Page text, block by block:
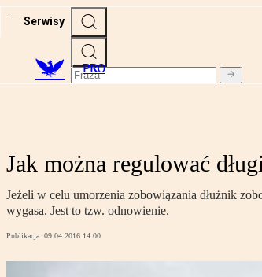
Serwisy
PRO
Jak można regulować długi
Jeżeli w celu umorzenia zobowiązania dłużnik
wygasa. Jest to tzw. odnowienie.
Publikacja: 09.04.2016 14:00